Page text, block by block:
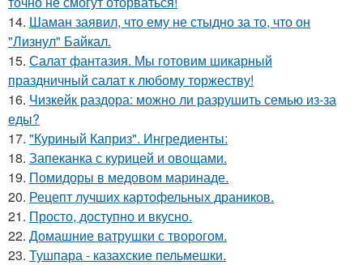
14. Шаман заявил, что ему не стыдно за то, что он
"Лизнул" Байкал.
15. Салат фантазия. Мы готовим шикарный
праздничный салат к любому торжеству!
16. Чизкейк раздора: можно ли разрушить семью из-за
еды?
17. "Куриный Каприз". Ингредиенты:
18. Запеканка с курицей и овощами.
19. Помидоры в медовом маринаде.
20. Рецепт лучших картофельных драников.
21. Просто, доступно и вкусно.
22. Домашние ватрушки с творогом.
23. Тушпара - казахские пельмешки.